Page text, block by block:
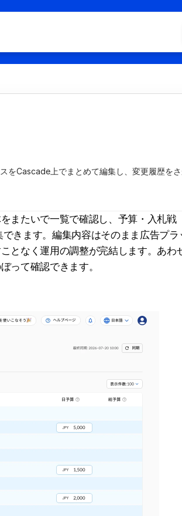
をCascade上でまとめて編集し、変更履歴を
またいで一覧で確認し、予算・入札戦
きます。編集内容はそのまま広告プラ
となく運用の調整が完結します。あわ
って確認できます。